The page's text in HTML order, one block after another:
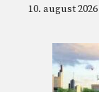
10. august 2026